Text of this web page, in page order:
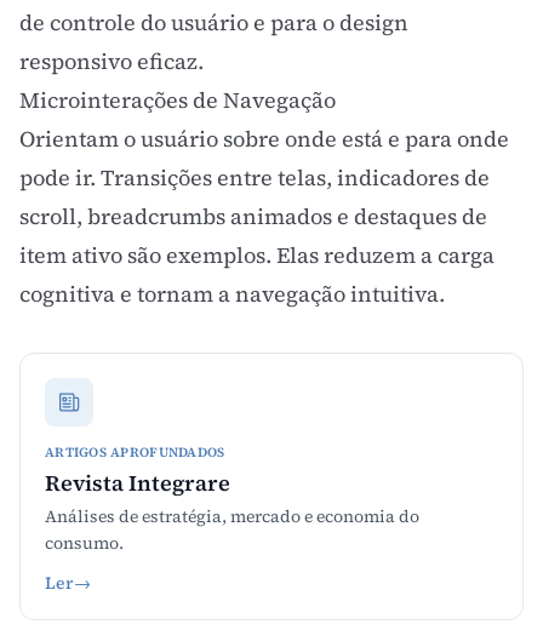
de controle do usuário e para odesign
responsivoeficaz.
Microinterações de Navegação
Orientam o usuário sobre onde está e para onde
pode ir. Transições entre telas, indicadores de
scroll, breadcrumbs animados e destaques de
item ativo são exemplos. Elas reduzem a carga
cognitiva e tornam a navegação intuitiva.
ARTIGOS APROFUNDADOS
Revista Integrare
Análises de estratégia, mercado e economia do
consumo.
Ler→